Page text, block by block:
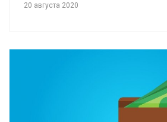
20 августа 2020